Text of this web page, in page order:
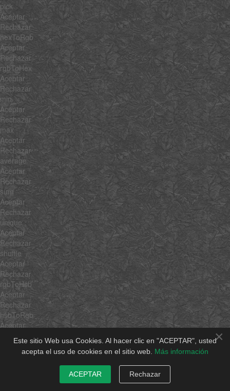
×
Este sitio Web usa Cookies. Al hacer clic en "ACEPTAR", usted
acepta el uso de cookies en el sitio web. Más información
ACEPTAR Rechazar
pick
Aceptar
Rechazar
hexToRgb
Aceptar
Rechazar
rgbToHex
Aceptar
Rechazar
min
Aceptar
Rechazar
max
Aceptar
Rechazar
average
Aceptar
Rechazar
sum
Aceptar
Rechazar
unique
Aceptar
Rechazar
shuffle
Aceptar
Rechazar
rgbToHsb
Aceptar
Rechazar
hsbToRgb
Aceptar
$family
$hidden